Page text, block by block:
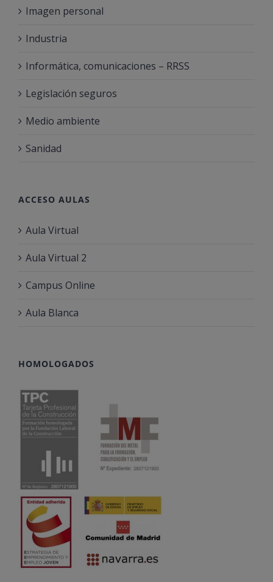
Imagen personal
Industria
Informática, comunicaciones – RRSS
Legislación seguros
Medio ambiente
Sanidad
ACCESO AULAS
Aula Virtual
Aula Virtual 2
Campus Online
Aula Blanca
HOMOLOGADOS